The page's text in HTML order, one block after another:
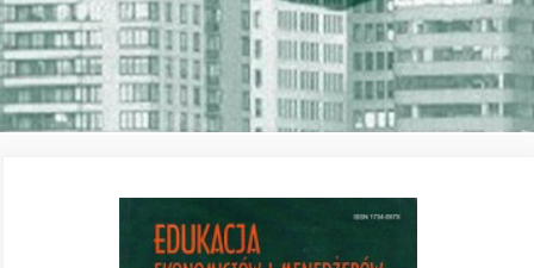
obszarze profilu tematycznego.